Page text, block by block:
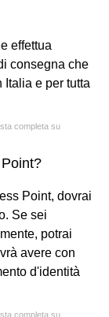
effettua
consegna che
e per tutta
completa su
Point, dovrai
Se sei
potrai
avere con
d'identità
completa su